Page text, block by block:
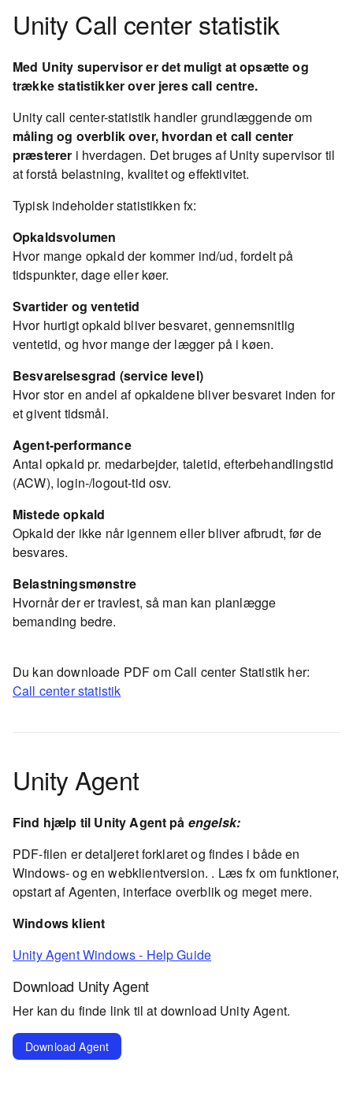
Unity Call center statistik
Med Unity supervisor er det muligt at opsætte og
trække statistikker over jeres call centre.
Unity call center-statistik handler grundlæggende om
måling og overblik over, hvordan et call center
præsterer i hverdagen. Det bruges af Unity supervisor til
at forstå belastning, kvalitet og effektivitet.
Typisk indeholder statistikken fx:
Opkaldsvolumen
Hvor mange opkald der kommer ind/ud, fordelt på
tidspunkter, dage eller køer.
Svartider og ventetid
Hvor hurtigt opkald bliver besvaret, gennemsnitlig
ventetid, og hvor mange der lægger på i køen.
Besvarelsesgrad (service level)
Hvor stor en andel af opkaldene bliver besvaret inden for
et givent tidsmål.
Agent-performance
Antal opkald pr. medarbejder, taletid, efterbehandlingstid
(ACW), login-/logout-tid osv.
Mistede opkald
Opkald der ikke når igennem eller bliver afbrudt, før de
besvares.
Belastningsmønstre
Hvornår der er travlest, så man kan planlægge
bemanding bedre.
Du kan downloade PDF om Call center Statistik her:
Call center statistik
Unity Agent
Find hjælp til Unity Agent på engelsk:
PDF-filen er detaljeret forklaret og findes i både en
Windows- og en webklientversion. . Læs fx om funktioner,
opstart af Agenten, interface overblik og meget mere.
Windows klient
Unity Agent Windows - Help Guide
Download Unity Agent
Her kan du finde link til at download Unity Agent.
Download Agent